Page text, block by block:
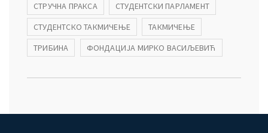
СТРУЧНА ПРАКСА
СТУДЕНТСКИ ПАРЛАМЕНТ
СТУДЕНТСКО ТАКМИЧЕЊЕ
ТАКМИЧЕЊЕ
ТРИБИНА
ФОНДАЦИЈА МИРКО ВАСИЉЕВИЋ